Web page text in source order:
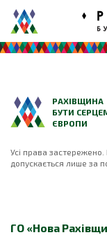
РАХІВЩИНА
БУТИ
ЄВРОПИ
Усі права застережено.
допускається лише за
ГО «Нова